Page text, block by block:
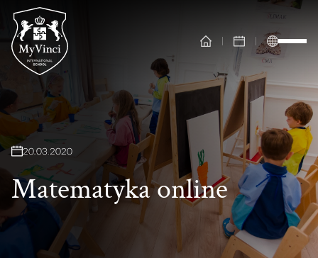
20.03.2020
Matematyka online